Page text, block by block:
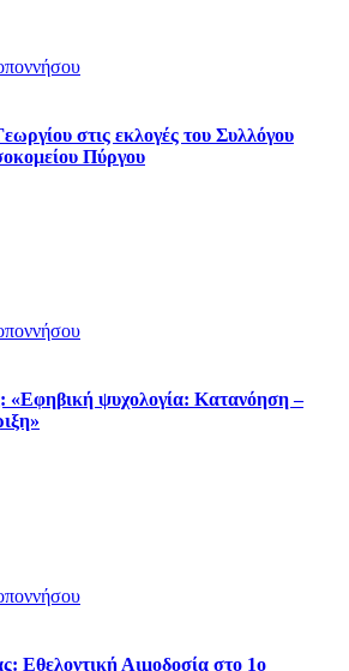
στις εκλογές του Συλλόγου
Πύργου
ψυχολογία: Κατανόηση –
Εθελοντική Αιμοδοσία στο 1ο